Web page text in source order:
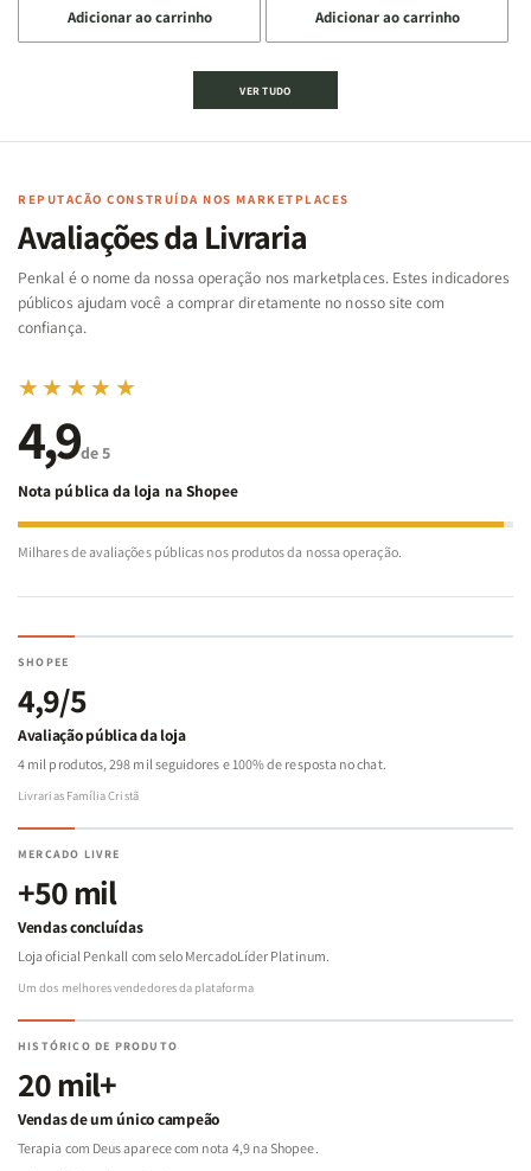
quantidade
de
Cartas
Famílias
Bíblia
-
Penkal
quantidade
de
Jogo
Cartas
Famílias
da
Bíblia
-
Penkal
Adicionar ao carrinho
quantidade
de
Jogo
|
de
quantidade
de
|
Adicionar ao carrinho
VER TUDO
REPUTAÇÃO CONSTRUÍDA NOS MARKETPLACES
Avaliações da Livraria
Penkal é o nome da nossa operação nos marketplaces. Estes indicadores
públicos ajudam você a comprar diretamente no nosso site com
confiança.
★★★★★
4,9de 5
Nota pública da loja na Shopee
Milhares de avaliações públicas nos produtos da nossa operação.
SHOPEE
4,9/5
Avaliação pública da loja
4 mil produtos, 298 mil seguidores e 100% de resposta no chat.
Livrarias Família Cristã
MERCADO LIVRE
+50 mil
Vendas concluídas
Loja oficial Penkall com selo MercadoLíder Platinum.
Um dos melhores vendedores da plataforma
HISTÓRICO DE PRODUTO
20 mil+
Vendas de um único campeão
Terapia com Deus aparece com nota 4,9 na Shopee.